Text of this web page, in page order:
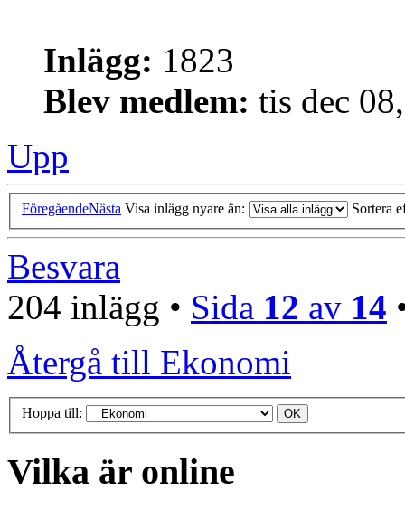
Inlägg: 1823
Blev medlem: tis dec
Upp
FöregåendeNästa Visa inlägg nyare än: Sortera
Besvara
204 inlägg • Sida 12 av 14
Återgå till Ekonomi
Hoppa till:
Vilka är online